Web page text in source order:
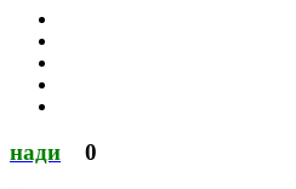
нади 0